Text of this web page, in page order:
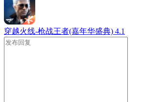
穿越火线-枪战王者(嘉年华盛典) 4.1